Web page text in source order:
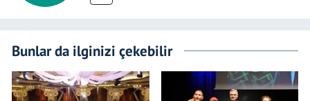
Bunlar da ilginizi çekebilir